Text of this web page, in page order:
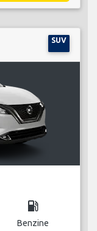
SUV
local_gas_station
Benzine